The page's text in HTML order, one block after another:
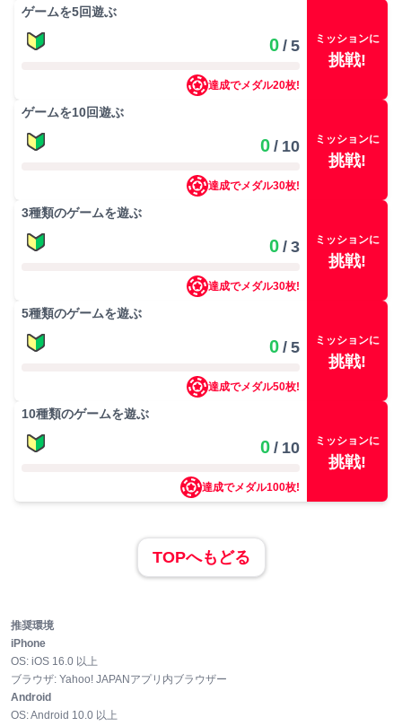
ゲームを5回遊ぶ
0 / 5
達成でメダル20枚!
ミッションに
挑戦!
ゲームを10回遊ぶ
0 / 10
達成でメダル30枚!
ミッションに
挑戦!
3種類のゲームを遊ぶ
0 / 3
達成でメダル30枚!
ミッションに
挑戦!
5種類のゲームを遊ぶ
0 / 5
達成でメダル50枚!
ミッションに
挑戦!
10種類のゲームを遊ぶ
0 / 10
達成でメダル100枚!
ミッションに
挑戦!
TOPへもどる
推奨環境
iPhone
OS: iOS 16.0 以上
ブラウザ: Yahoo! JAPANアプリ内ブラウザー
Android
OS:Android 10.0 以上